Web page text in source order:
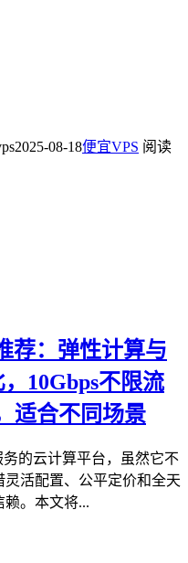
2025-08-18便宜VPS 阅读
荐：弹性计算与
10Gbps不限流
适合不同场景
务的云计算平台，虽然它不
活配置、公平定价和全天
。本文将...